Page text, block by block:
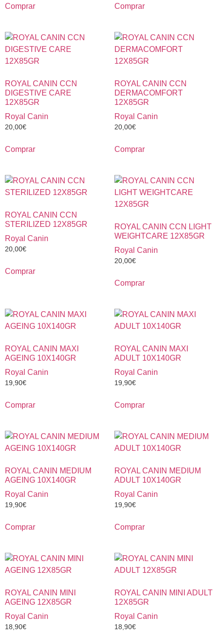
Comprar Comprar
ROYAL CANIN CCN
DIGESTIVE CARE
12X85GR
Royal Canin
20,00€
Comprar
ROYAL CANIN CCN
DERMACOMFORT
12X85GR
Royal Canin
20,00€
Comprar
ROYAL CANIN CCN
STERILIZED 12X85GR
Royal Canin
20,00€
Comprar
ROYAL CANIN CCN LIGHT
WEIGHTCARE 12X85GR
Royal Canin
20,00€
Comprar
ROYAL CANIN MAXI
AGEING 10X140GR
Royal Canin
19,90€
Comprar
ROYAL CANIN MAXI
ADULT 10X140GR
Royal Canin
19,90€
Comprar
ROYAL CANIN MEDIUM
AGEING 10X140GR
Royal Canin
19,90€
Comprar
ROYAL CANIN MEDIUM
ADULT 10X140GR
Royal Canin
19,90€
Comprar
ROYAL CANIN MINI
AGEING 12X85GR
Royal Canin
18,90€
ROYAL CANIN MINI ADULT
12X85GR
Royal Canin
18,90€